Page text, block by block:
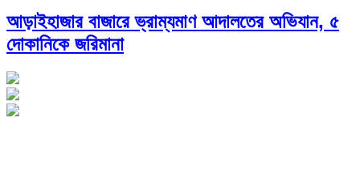
আড়াইহাজার বাজারে ভ্রাম্যমাণ আদালতের অভিযান, ৫
দোকানিকে জরিমানা